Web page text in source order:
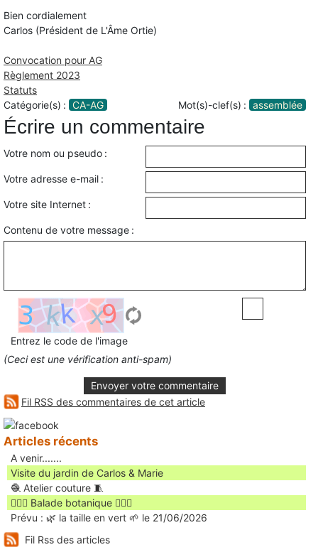
Bien cordialement
Carlos (Président de L'Âme Ortie)
Convocation pour AG
Règlement 2023
Statuts
Catégorie(s) : CA-AG Mot(s)-clef(s) : assemblée
Écrire un commentaire
Votre nom ou pseudo :
Votre adresse e-mail :
Votre site Internet :
Contenu de votre message :
Entrez le code de l'image
(Ceci est une vérification anti-spam)
Envoyer votre commentaire
Fil RSS des commentaires de cet article
Articles récents
A venir.......
Visite du jardin de Carlos & Marie
🧶 Atelier couture 🧵
🚶🏻‍♀️ Balade botanique 🚶🏻‍♂️
Prévu : 🌿 la taille en vert 🌱 le 21/06/2026
Fil Rss des articles